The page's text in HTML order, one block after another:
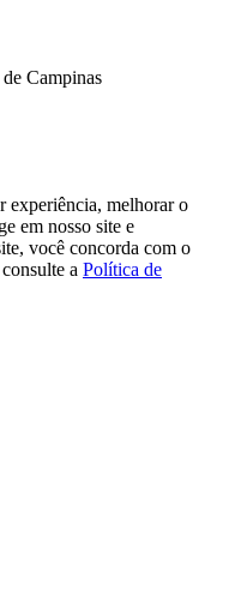
Campinas
experiência, melhorar o
em nosso site e
você concorda com o
a Política de